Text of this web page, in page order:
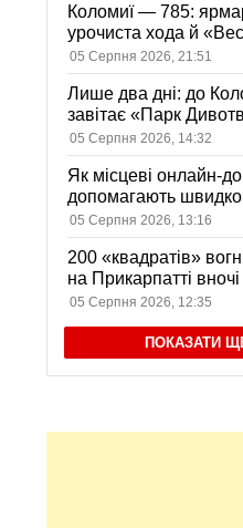
Коломиї — 785:
урочиста хода й
Коломийськи» — чим
дивуватиме День
05 Серпня 2026, 21:51
Лише два дні: до
завітає «Парк
вхід безкоштовний
05 Серпня 2026, 14:32
Як місцеві онлайн-
допомагають швидко
знаходити послуги у
місті
05 Серпня 2026, 13:16
200 «квадратів»
на Прикарпатті вночі
садиба, є
05 Серпня 2026, 12:35
ПОКАЗАТИ